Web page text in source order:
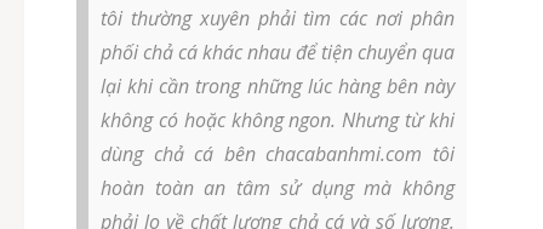
tôi thường xuyên phải tìm các nơi phân
phối chả cá khác nhau để tiện chuyển qua
lại khi cần trong những lúc hàng bên này
không có hoặc không ngon. Nhưng từ khi
dùng chả cá bên chacabanhmi.com tôi
hoàn toàn an tâm sử dụng mà không
phải lo về chất lượng chả cá và số lượng.